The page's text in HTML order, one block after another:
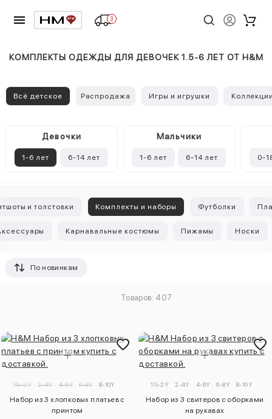
3
КОМПЛЕКТЫ ОДЕЖДЫ ДЛЯ ДЕВОЧЕК 1.5-6 ЛЕТ ОТ H&M
Всё детское Распродажа Игры и игрушки
Девочки
1-6 лет 6-14 лет
Mальчики
1-6 лет 6-14 лет 0-
и толстовки Комплекты и наборы Футболки
Карнавальные костюмы Пижамы Носки
По новинкам
Товаров: 407
1½-2Y 2-4Y 4-6Y 6-8Y 8-10Y
Набор из 3 хлопковых платьев с
принтом
1½-2Y 2-4Y 4-6Y 6-8Y 8-10Y
Набор из 3 свитеров с оборками
на рукавах